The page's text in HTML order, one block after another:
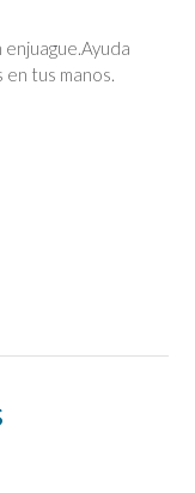
enjuague.Ayuda
tus manos.